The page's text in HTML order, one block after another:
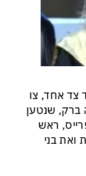
צד אחד, צו
ברק, שנטען
ראש
ואת בני